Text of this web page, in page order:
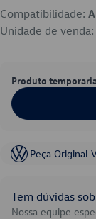
Compatibilidade:
Unidade de venda:
Produto
Peça Original
Tem dúvidas
Nossa equipe